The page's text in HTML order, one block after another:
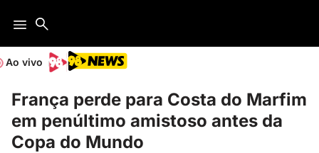
Ao vivo
França perde para Costa do Marfim
em penúltimo amistoso antes da
Copa do Mundo